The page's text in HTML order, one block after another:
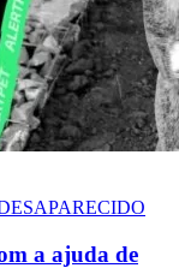
a ajuda de